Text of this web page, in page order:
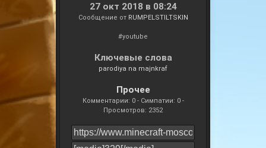
27 окт 2018 в 08:24
Сообщение от RUMPELSTILTSKIN
#youtube
Ключевые слова
parodiya na majnkraf
Прочее
Комментарии: 0 - Симпатии: 0 -
Просмотров: 2352